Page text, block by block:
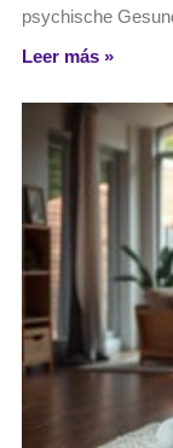
psychische
Leer más »